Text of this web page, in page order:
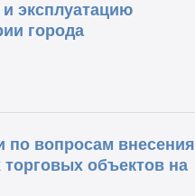
эксплуатацию
города
по вопросам внесения
объектов на